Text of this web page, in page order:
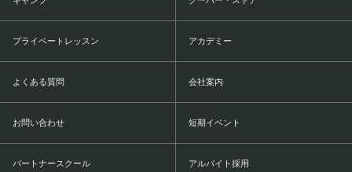
プライベートレッスン アカデミー
よくある質問 会社案内
お問い合わせ 短期イベント
パートナースクール アルバイト採用